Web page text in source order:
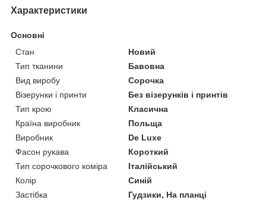
Характеристики
Основні
Стан
Новий
Тип тканини
Бавовна
Вид виробу
Сорочка
Візерунки і принти
Без візерунків і принтів
Тип крою
Класична
Країна виробник
Польща
Виробник
De Luxe
Фасон рукава
Короткий
Тип сорочкового коміра
Італійський
Колір
Синій
Застібка
Гудзики, На планці